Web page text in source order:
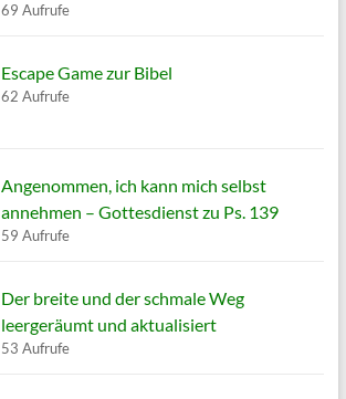
69 Aufrufe
Escape Game zur Bibel
62 Aufrufe
Angenommen, ich kann mich selbst
annehmen – Gottesdienst zu Ps. 139
59 Aufrufe
Der breite und der schmale Weg
leergeräumt und aktualisiert
53 Aufrufe